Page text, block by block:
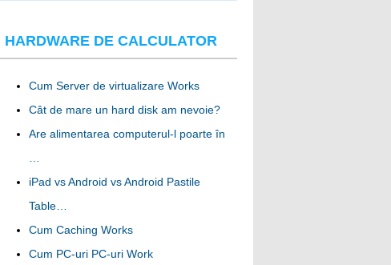
HARDWARE DE CALCULATOR
Cum Server de virtualizare Works
Cât de mare un hard disk am nevoie?
Are alimentarea computerul-l poarte în
iPad vs Android vs Android Pastile
Table…
Cum Caching Works
Cum PC-uri PC-uri Work